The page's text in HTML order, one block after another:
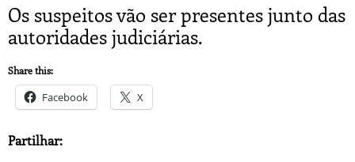
Os suspeitos vão ser presentes junto das
autoridades judiciárias.
Share this:
Facebook X
Partilhar: